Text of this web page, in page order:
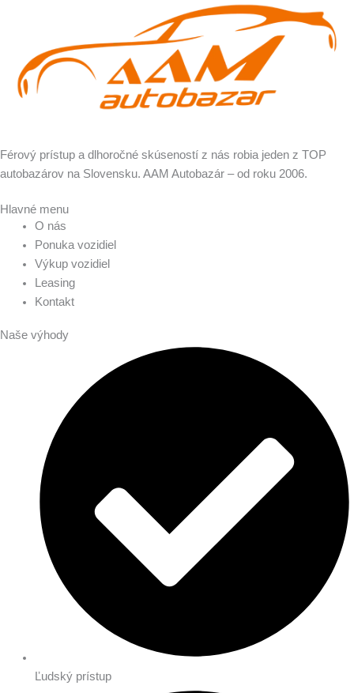
Férový prístup a dlhoročné skúseností z nás robia jeden z TOP
autobazárov na Slovensku. AAM Autobazár – od roku 2006.
Hlavné menu
O nás
Ponuka vozidiel
Výkup vozidiel
Leasing
Kontakt
Naše výhody
Ľudský prístup